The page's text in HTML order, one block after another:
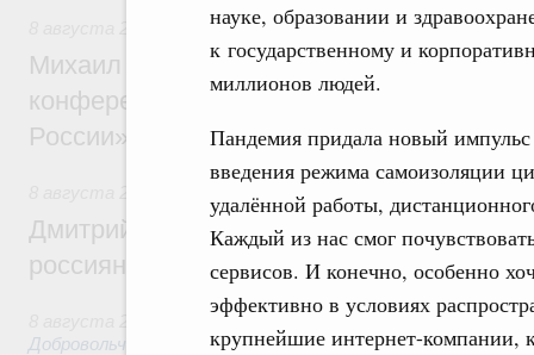
науке, образовании и
к государственному и
миллионов людей.
Пандемия придала новый
введения режима самоизоляции
удалённой работы,
Каждый из нас смог
сервисов. И конечно, особенно
эффективно в условиях
крупнейшие интернет-компании,
Отрасль информационных технологий
Михаил Мишустин дал поручения по
конференции «Цифровая индустрия
России»
Спорт высших достижений и массовый
Дмитрий Чернышенко и Михаил
россиян с Днём физкультурника
Социальные инновации. Некоммерческие
Добровольчество и волонтёрство. Благотворительность